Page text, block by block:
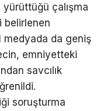
çalışma
belirlenen
medyada da geniş
emniyetteki
savcılık
soruşturma